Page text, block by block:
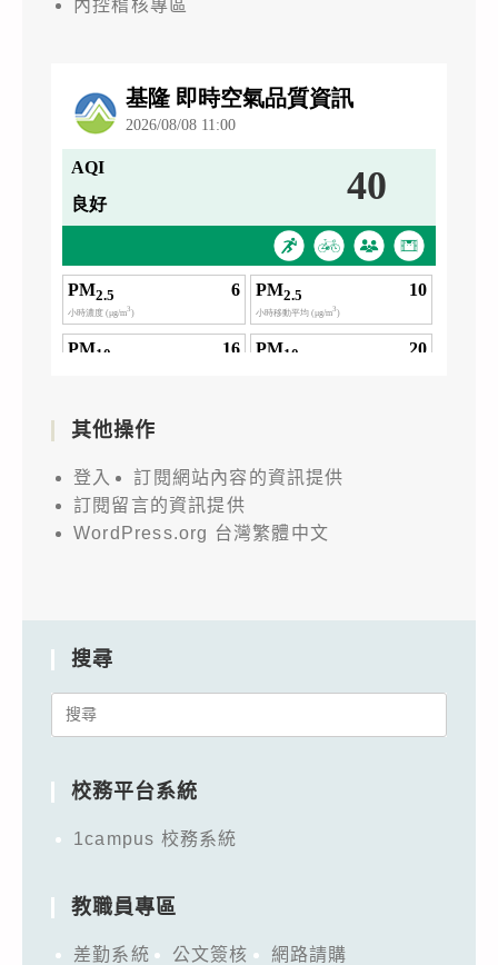
內控稽核專區
其他操作
登入
訂閱網站內容的資訊提供
訂閱留言的資訊提供
WordPress.org 台灣繁體中文
搜尋
Search
校務平台系統
1campus 校務系統
教職員專區
差勤系統 公文簽核
網路請購